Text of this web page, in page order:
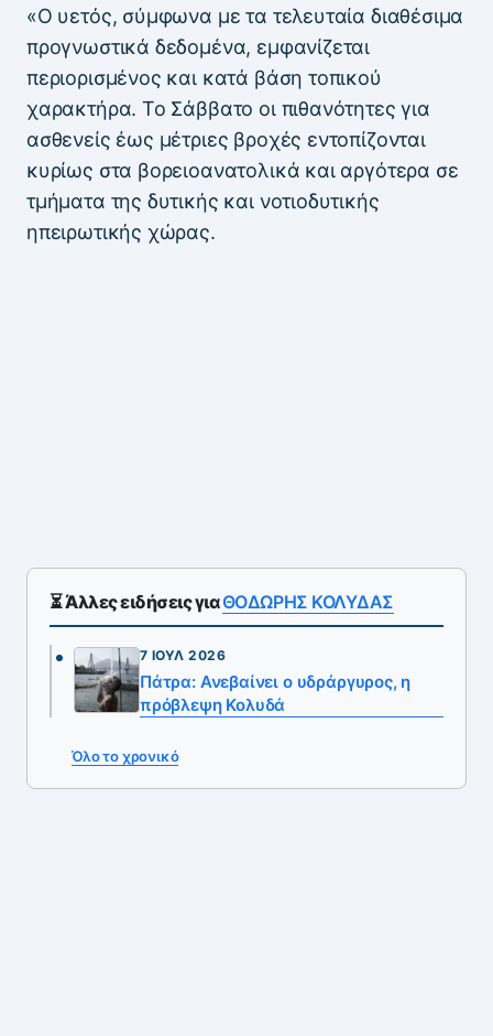
«Ο υετός, σύμφωνα με τα τελευταία διαθέσιμα
προγνωστικά δεδομένα, εμφανίζεται
περιορισμένος και κατά βάση τοπικού
χαρακτήρα. Το Σάββατο οι πιθανότητες για
ασθενείς έως μέτριες βροχές εντοπίζονται
κυρίως στα βορειοανατολικά και αργότερα σε
τμήματα της δυτικής και νοτιοδυτικής
ηπειρωτικής χώρας.
⏳ Άλλες ειδήσεις γιαΘΟΔΩΡΗΣ ΚΟΛΥΔΑΣ
7 ΙΟΎΛ 2026
Πάτρα: Ανεβαίνει ο υδράργυρος, η
πρόβλεψη Κολυδά
Όλο το χρονικό